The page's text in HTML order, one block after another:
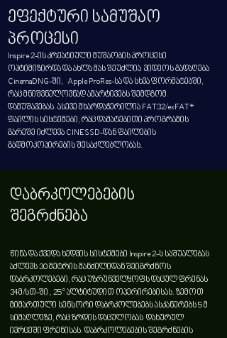
ეფექტური სამუშაო
პროცესი
Inspire 2-ის კრეატიული მუშაობის პროცესი
ოპტიმიზირდა და ახლა მას შეუძლია ვიდეოს გადაღება
CinemaDNG-ში, Apple ProRes-სა და სხვა ფორმატებში,
რაც მნიშვნელოვნად ამარტივებს შემდგომ
დამუშავებას. ასევე მხარდაჭერილია FAT32/exFAT*
ფაილის სისტემები, რაც დამატებითი პროგრამის
გარეშე იძლევა CINESSD-დან ფაილების
გადმოკოპირების შესაძლებლობას.
დაბრკოლებების
შეგრძნება
წინა და ქვედა ხედვის სისტემები Inspire 2-ს საშუალებას
აძლევს 30 მეტრის მანძილიდან შეიგრძნოს
დაბრკოლებები, რაც უზრუნველყოფს დაცულ ფრენას
34მ/სთ-ში , 25° ალტიტუდით ოპერირებისას. ზემოთ
მიმართული სენსორი დაბრკოლებებს ასკანერებს 5 მ
სიმაღლეზე, რაც ზრდის დაცულობას დახურულ
ივრცეში ფრენისას. დაბრკოლებების შეგრძნების